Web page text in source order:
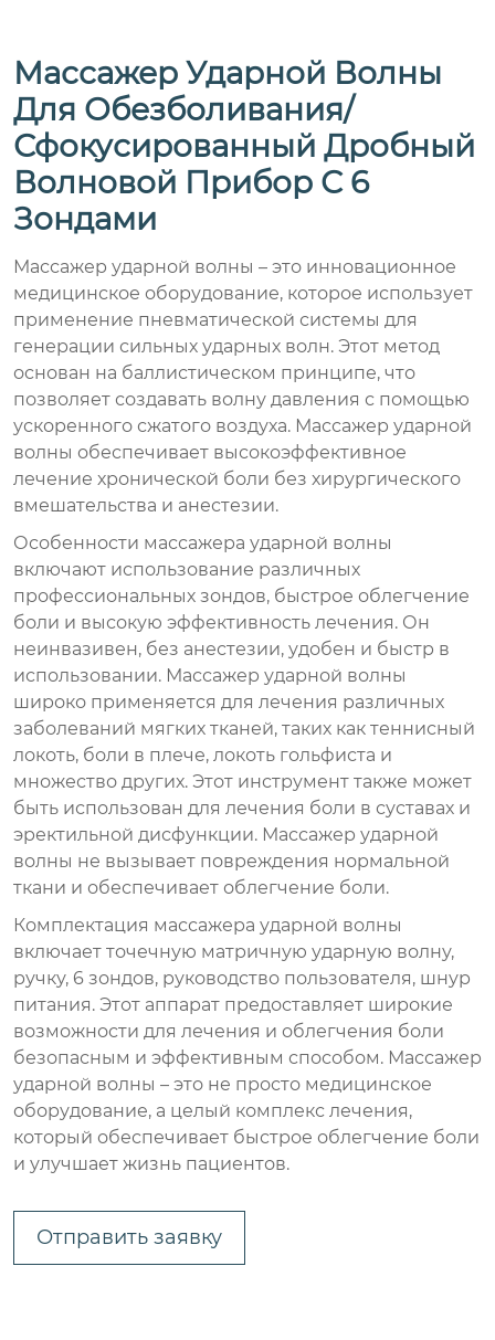
Массажер Ударной Волны
Для Обезболивания/
Сфокусированный Дробный
Волновой Прибор С 6
Зондами
Массажер ударной волны – это инновационное
медицинское оборудование, которое использует
применение пневматической системы для
генерации сильных ударных волн. Этот метод
основан на баллистическом принципе, что
позволяет создавать волну давления с помощью
ускоренного сжатого воздуха. Массажер ударной
волны обеспечивает высокоэффективное
лечение хронической боли без хирургического
вмешательства и анестезии.
Особенности массажера ударной волны
включают использование различных
профессиональных зондов, быстрое облегчение
боли и высокую эффективность лечения. Он
неинвазивен, без анестезии, удобен и быстр в
использовании. Массажер ударной волны
широко применяется для лечения различных
заболеваний мягких тканей, таких как теннисный
локоть, боли в плече, локоть гольфиста и
множество других. Этот инструмент также может
быть использован для лечения боли в суставах и
эректильной дисфункции. Массажер ударной
волны не вызывает повреждения нормальной
ткани и обеспечивает облегчение боли.
Комплектация массажера ударной волны
включает точечную матричную ударную волну,
ручку, 6 зондов, руководство пользователя, шнур
питания. Этот аппарат предоставляет широкие
возможности для лечения и облегчения боли
безопасным и эффективным способом. Массажер
ударной волны – это не просто медицинское
оборудование, а целый комплекс лечения,
который обеспечивает быстрое облегчение боли
и улучшает жизнь пациентов.
Отправить заявку